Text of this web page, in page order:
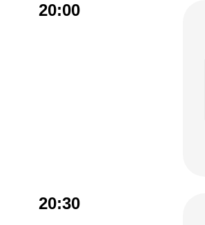
20:00
20:30